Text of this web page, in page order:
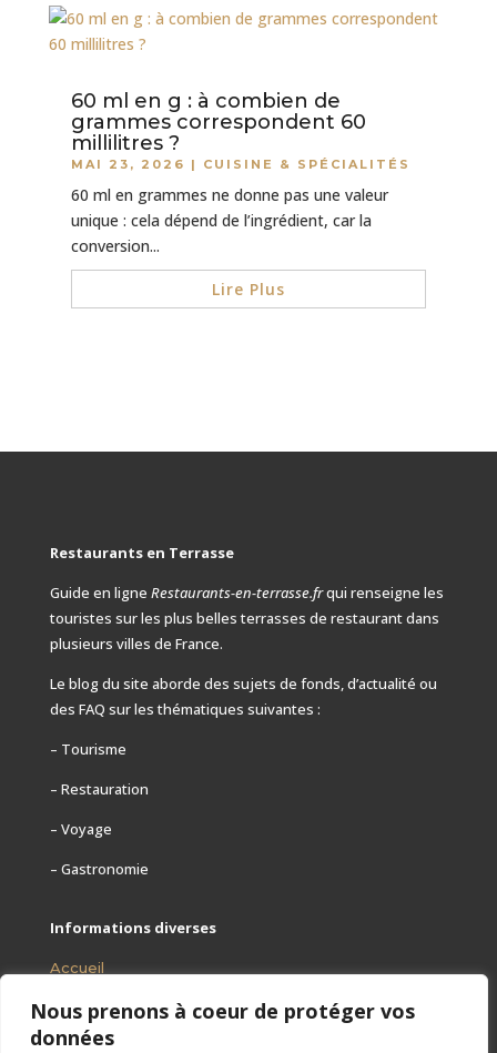
Nous prenons à coeur de protéger vos
données
60 ml en g : à combien de
grammes correspondent 60
millilitres ?
MAI 23, 2026 | CUISINE & SPÉCIALITÉS
60 ml en grammes ne donne pas une valeur
unique : cela dépend de l’ingrédient, car la
conversion...
Lire Plus
Restaurants en Terrasse
Guide en ligne Restaurants-en-terrasse.frqui renseigne les
touristes sur les plus belles terrasses de restaurant dans
plusieurs villes de France.
Le blog du site aborde des sujets de fonds, d’actualité ou
des FAQ sur les thématiques suivantes :
– Tourisme
– Restauration
– Voyage
– Gastronomie
Informations diverses
Accueil
Mentions légales
Contact